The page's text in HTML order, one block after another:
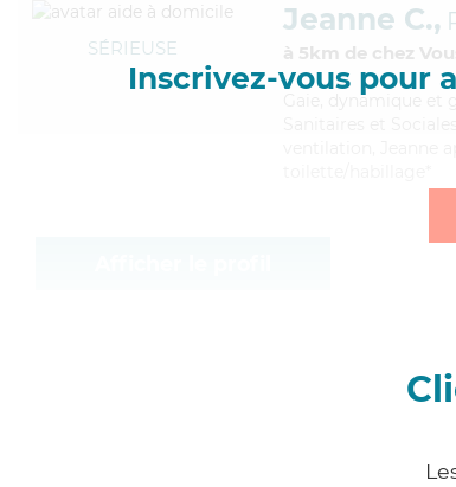
Inscrivez-vous pour
SÉRIEUSE
Jeanne C.,
à 5km de chez
, dynamique et
Sanitaires et